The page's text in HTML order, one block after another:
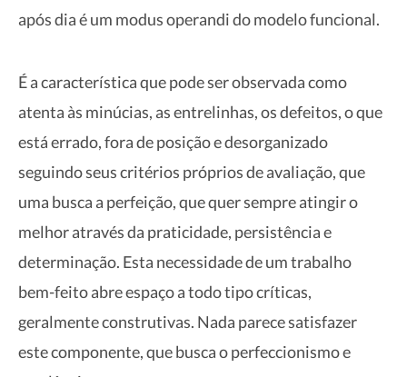
após dia é um modus operandi do modelo funcional.
É a característica que pode ser observada como
atenta às minúcias, as entrelinhas, os defeitos, o que
está errado, fora de posição e desorganizado
seguindo seus critérios próprios de avaliação, que
uma busca a perfeição, que quer sempre atingir o
melhor através da praticidade, persistência e
determinação. Esta necessidade de um trabalho
bem-feito abre espaço a todo tipo críticas,
geralmente construtivas. Nada parece satisfazer
este componente, que busca o perfeccionismo e